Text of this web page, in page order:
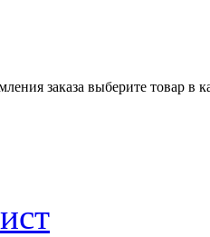
заказа выберите товар в